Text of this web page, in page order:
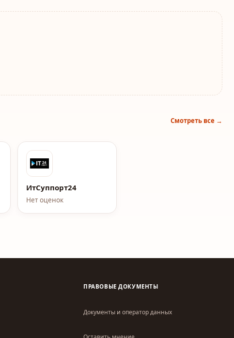
Смотреть все →
ИтСуппорт24
Нет оценок
ПРАВОВЫЕ ДОКУМЕНТЫ
Документы и оператор данных